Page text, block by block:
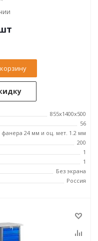
855x1400x500
56
фанера 24 мм и оц. мет. 1.2 мм
200
1
1
Без экрана
Россия